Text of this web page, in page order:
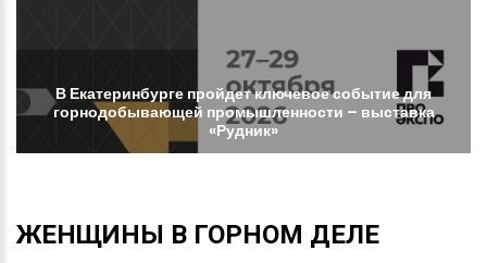
В Екатеринбурге пройдетключевоесобытиедля
горнодобывающей промышленности – выставка
«Рудник»
ЖЕНЩИНЫ В ГОРНОМ ДЕЛЕ